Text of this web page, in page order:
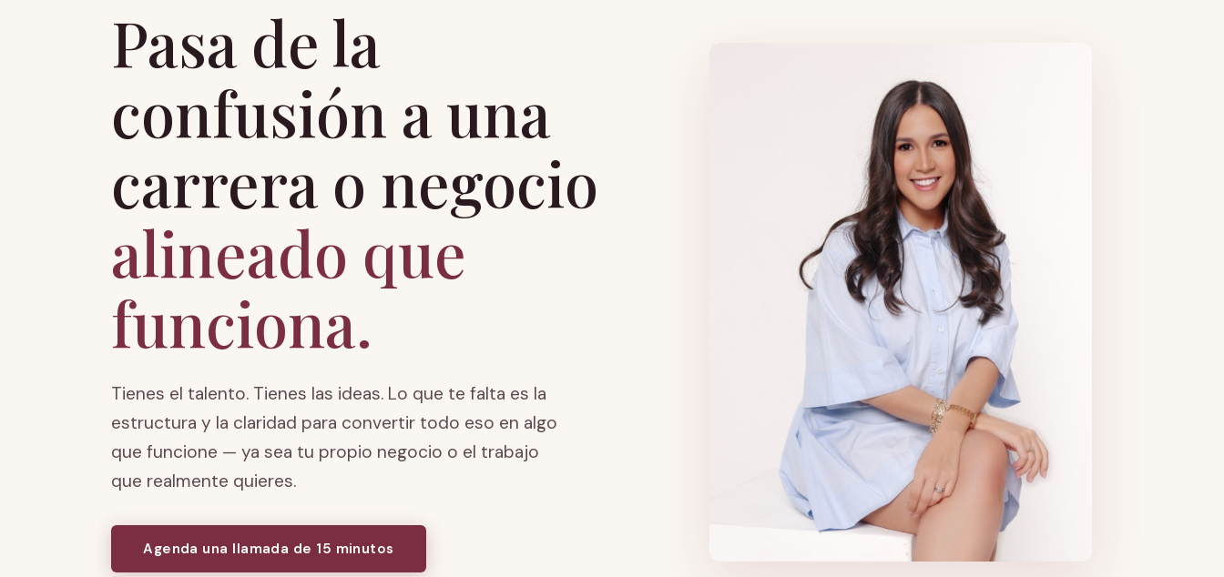
Pasa de la
confusión a una
carrera o negocio
alineado que
funciona.
Tienes el talento. Tienes las ideas. Lo que te falta es la
estructura y la claridad para convertir todo eso en algo
que funcione — ya sea tu propio negocio o el trabajo
que realmente quieres.
Agenda una llamada de 15 minutos